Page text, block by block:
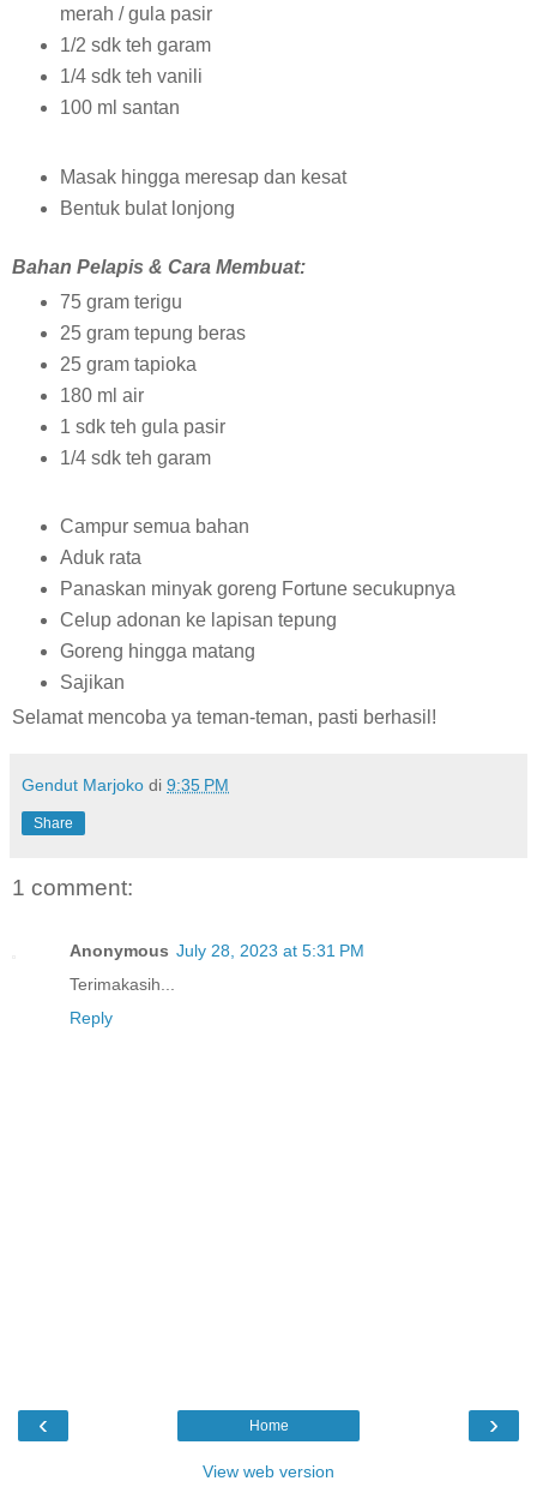
merah / gula pasir
1/2 sdk teh garam
1/4 sdk teh vanili
100 ml santan
Masak hingga meresap dan kesat
Bentuk bulat lonjong
Bahan Pelapis & Cara Membuat:
75 gram terigu
25 gram tepung beras
25 gram tapioka
180 ml air
1 sdk teh gula pasir
1/4 sdk teh garam
Campur semua bahan
Aduk rata
Panaskan minyak goreng Fortune secukupnya
Celup adonan ke lapisan tepung
Goreng hingga matang
Sajikan
Selamat mencoba ya teman-teman, pasti berhasil!
Gendut Marjoko di 9:35 PM
Share
1 comment:
Anonymous July 28, 2023 at 5:31 PM
Terimakasih...
Reply
‹ ›
Home
View web version